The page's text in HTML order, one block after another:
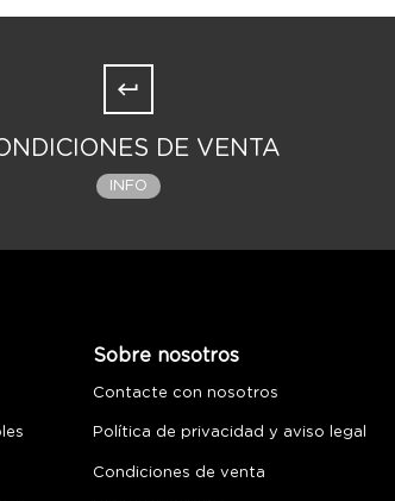
DE VENTA
INFO
Sobre nosotros
Contacte con nosotros
Política de privacidad y aviso legal
Condiciones de venta